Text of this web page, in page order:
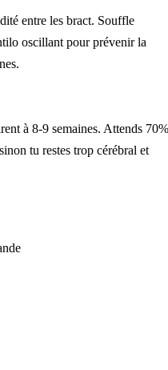
entre les bract. Souffle
oscillant pour prévenir la
à 8-9 semaines. Attends 70%
tu restes trop cérébral et